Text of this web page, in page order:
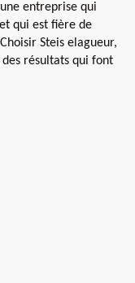
entreprise qui
qui est fière de
Steis elagueur,
résultats qui font